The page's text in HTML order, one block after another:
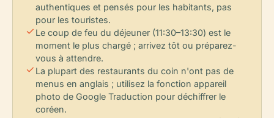
authentiques et pensés pour les habitants, pas
pour les touristes.
check Le coup de feu du déjeuner (11:30–13:30) est le
moment le plus chargé ; arrivez tôt ou préparez-
vous à attendre.
check La plupart des restaurants du coin n'ont pas de
menus en anglais ; utilisez la fonction appareil
photo de Google Traduction pour déchiffrer le
coréen.